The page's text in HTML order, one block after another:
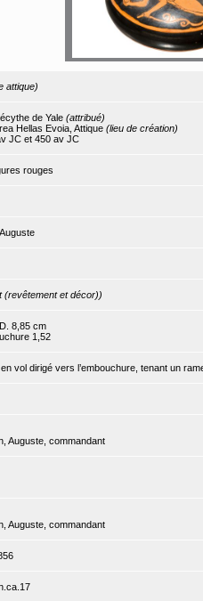
attique)
de Yale (attribué)
Hellas Evoia, Attique (lieu de création)
JC et 450 av JC
rouges
(revêtement et décor))
8,85 cm
1,52
vol dirigé vers l’embouchure, tenant un
Auguste, commandant
Auguste, commandant